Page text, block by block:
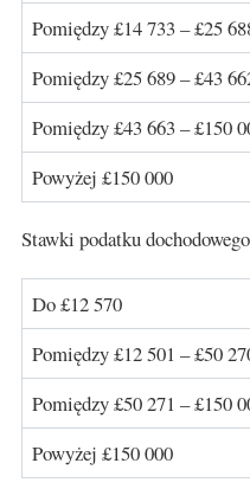
Pomiędzy £14 733 – £25
Pomiędzy £25 689 – £43
Pomiędzy £43 663 – £150
Powyżej £150 000
Stawki podatku
Do £12 570
Pomiędzy £12 501 – £50
Pomiędzy £50 271 – £150
Powyżej £150 000